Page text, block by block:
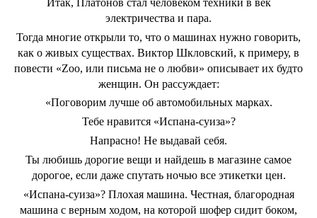
электричества и пара.
Тогда многие открыли то, что о машинах нужно говорить,
как о живых существах. Виктор Шкловский, к примеру, в
повести «Zoo, или письма не о любви» описывает их будто
женщин. Он рассуждает:
«Поговорим лучше об автомобильных марках.
Тебе нравится «Испана-суиза»?
Напрасно! Не выдавай себя.
Ты любишь дорогие вещи и найдешь в магазине самое
дорогое, если даже спутать ночью все этикетки цен.
«Испана-суиза»? Плохая машина. Честная, благородная
машина с верным ходом, на которой шофер сидит боком,